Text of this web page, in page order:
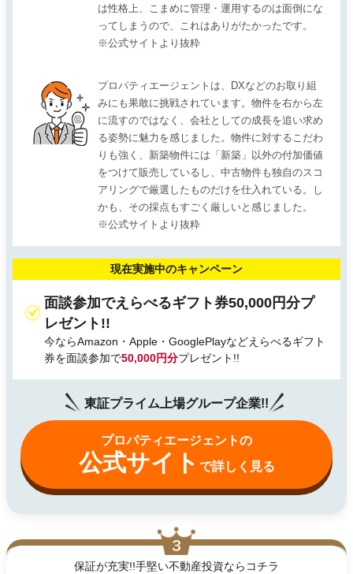
は性格上、こまめに管理・運用するのは面倒にな
ってしまうので、これはありがたかったです。
※公式サイトより抜粋
プロパティエージェントは、DXなどのお取り組
みにも果敢に挑戦されています。物件を右から左
に流すのではなく、会社としての成長を追い求め
る姿勢に魅力を感じました。物件に対するこだわ
りも強く、新築物件には「新築」以外の付加価値
をつけて販売しているし、中古物件も独自のスコ
アリングで厳選したものだけを仕入れている。し
かも、その採点もすごく厳しいと感じました。
※公式サイトより抜粋
現在実施中のキャンペーン
面談参加でえらべるギフト券50,000円分プ
レゼント!!
今ならAmazon・Apple・GooglePlayなどえらべるギフト
券を面談参加で50,000円分プレゼント!!
東証プライム上場グループ企業!!
プロパティエージェントの
公式サイト で詳しく見る
保証が充実!!手堅い不動産投資ならコチラ